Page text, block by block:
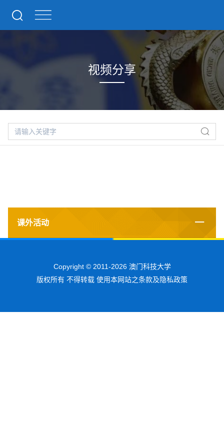
视频分享
课外活动
Copyright © 2011-2026 澳门科技大学
版权所有 不得转载 使用本网站之条款及隐私政策